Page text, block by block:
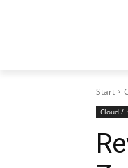
Start
Cloud /